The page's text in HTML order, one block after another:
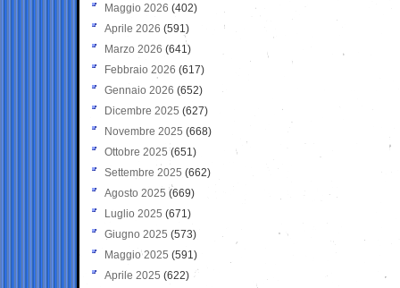
Maggio 2026 (402)
Aprile 2026 (591)
Marzo 2026 (641)
Febbraio 2026 (617)
Gennaio 2026 (652)
Dicembre 2025 (627)
Novembre 2025 (668)
Ottobre 2025 (651)
Settembre 2025 (662)
Agosto 2025 (669)
Luglio 2025 (671)
Giugno 2025 (573)
Maggio 2025 (591)
Aprile 2025 (622)